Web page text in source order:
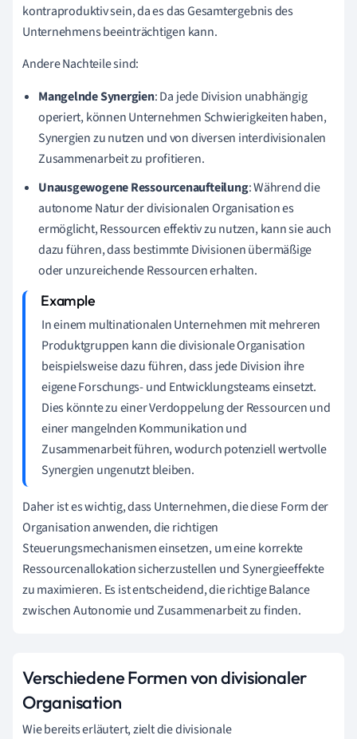
kontraproduktiv sein, da es das Gesamtergebnis des
Unternehmens beeinträchtigen kann.
Andere Nachteile sind:
Mangelnde Synergien: Da jede Division unabhängig
operiert, können Unternehmen Schwierigkeiten haben,
Synergien zu nutzen und von diversen interdivisionalen
Zusammenarbeit zu profitieren.
Unausgewogene Ressourcenaufteilung: Während die
autonome Natur der divisionalen Organisation es
ermöglicht, Ressourcen effektiv zu nutzen, kann sie auch
dazu führen, dass bestimmte Divisionen übermäßige
oder unzureichende Ressourcen erhalten.
In einem multinationalen Unternehmen mit mehreren
Produktgruppen kann die divisionale Organisation
beispielsweise dazu führen, dass jede Division ihre
eigene Forschungs- und Entwicklungsteams einsetzt.
Dies könnte zu einer Verdoppelung der Ressourcen und
einer mangelnden Kommunikation und
Zusammenarbeit führen, wodurch potenziell wertvolle
Synergien ungenutzt bleiben.
Daher ist es wichtig, dass Unternehmen, die diese Form der
Organisation anwenden, die richtigen
Steuerungsmechanismen einsetzen, um eine korrekte
Ressourcenallokation sicherzustellen und Synergieeffekte
zu maximieren. Es ist entscheidend, die richtige Balance
zwischen Autonomie und Zusammenarbeit zu finden.
Verschiedene Formen von divisionaler
Organisation
Wie bereits erläutert, zielt die divisionale